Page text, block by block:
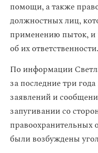
помощи, а также
должностных лиц,
применению пыток, и
об их ответственности.
По информации
за последние три
заявлений и
запугивании со
правоохранительных
были возбуждены